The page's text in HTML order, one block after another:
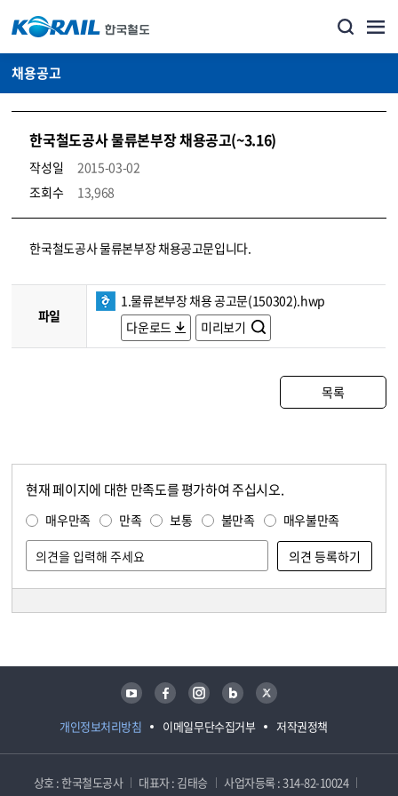
채용공고
한국철도공사 물류본부장 채용공고(~3.16)
작성일
2015-03-02
조회수
13,968
코레일소개_경영공시_채용공고 상세보기 – 내용, 파일, 담당자 연락처로 구성
한국철도공사 물류본부장 채용공고문입니다.
파일
1.물류본부장 채용 공고문(150302).hwp
다운로드
미리보기
목록
현재 페이지에 대한 만족도를 평가하여 주십시오.
매우만족 만족 보통 불만족 매우불만족
개인정보처리방침 이메일무단수집거부 저작권정책
유튜브 페이스북 인스타그램 블로그 트위터
상호 : 한국철도공사 대표자 : 김태승
사업자등록 : 314-82-10024